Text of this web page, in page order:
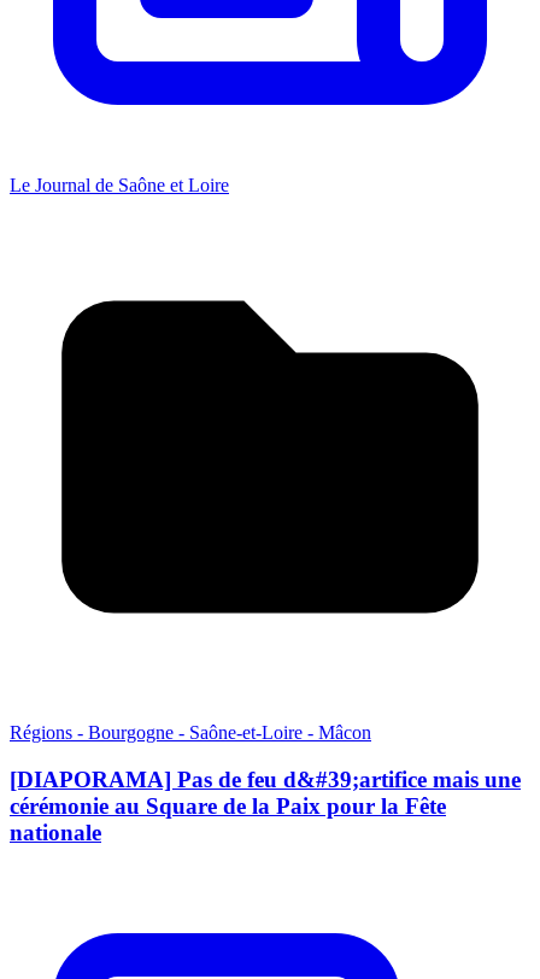
Le Journal de Saône et Loire
Régions - Bourgogne - Saône-et-Loire - Mâcon
[DIAPORAMA] Pas de feu d&#39;artifice mais une
cérémonie au Square de la Paix pour la Fête
nationale